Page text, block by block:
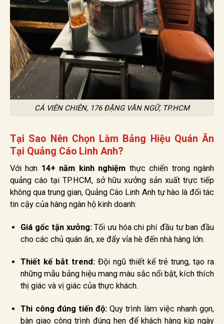
CÁ VIÊN CHIÊN, 176 ĐẶNG VĂN NGỮ, TP.HCM
Tại Sao Nên Chọn Làm Bảng Hiệu Quán Ăn
Tại Quảng Cáo Linh Anh?
Với hơn 14+ năm kinh nghiệm thực chiến trong ngành
quảng cáo tại TP.HCM, sở hữu xưởng sản xuất trực tiếp
không qua trung gian, Quảng Cáo Linh Anh tự hào là đối tác
tin cậy của hàng ngàn hộ kinh doanh:
Giá gốc tận xưởng:Tối ưu hóa chi phí đầu tư ban đầu
cho các chủ quán ăn, xe đẩy vỉa hè đến nhà hàng lớn.
Thiết kế bắt trend: Đội ngũ thiết kế trẻ trung, tạo ra
những mẫu bảng hiệu mang màu sắc nổi bật, kích thích
thị giác và vị giác của thực khách.
Thi công đúng tiến độ: Quy trình làm việc nhanh gọn,
bàn giao công trình đúng hẹn để khách hàng kịp ngày